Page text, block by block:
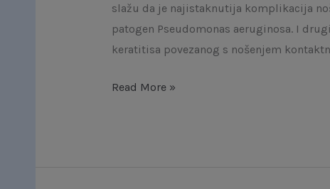
slažu da je najistaknutija komplikacija
patogen Pseudomonas aeruginosa. I
keratitisa povezanog s nošenjem
Read More »